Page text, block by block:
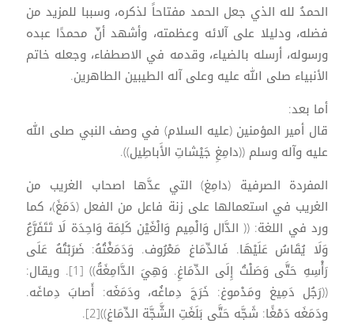
الحمدُ لله الذي جعل الحمد مفتاحاً لذكره، وسببا للمزيد من
فضله، ودليلا على آلائه وعظمته، وأشهد أنّ محمدًا عبده
ورسوله، أرسله بالضياء، وقدمه في الاصطفاء، وجعله خاتم
الأنبياء صلى الله عليه وعلى آله الطيبين الطاهرين.
أما بعد:
قال أمير المؤمنين (عليه السلام) في وصف النبي صلى الله
عليه وآله وسلم ((دامِغِ جَيْشاتِ الأَباطِيل)).
المفردة الصرفية (دامِغ) التي عدَّها اصحاب الغريب من
الغريب في استعمالها على زنة فاعل من الفعل (دَمَغَ)، كما
ورد في اللغة: (( الدَّال وَالْمِيم وَالْغَيْن كَلِمَة وَاحِدَة لَا تَتَفَرَّعُ
وَلَا يُقَاسُ عَلَيْهَا. فَالدِّمَاغ مَعْرُوف. وَدَمَغْتُهُ: ضَرَبْتُهُ عَلَى
رَأْسِهِ حَتَّى وَصَلْتُ إِلَى الدِّمَاغِ. وَهِيَ الدَّامِغَةُ)) [1]. ويقال:
((رَجُل دَمِيغ ومَدْموغ: خَرَجَ دِماغُه، ودَمَغَه: أَصابَ دِماغَه.
ودَمَغَه دَمْغًا: شَجَّه حَتَّى بَلَغَتِ الشَّجَّة الدِّمَاغ))[2].